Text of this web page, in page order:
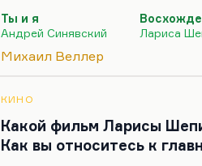
«Восхождение». А думаю,
это было бы уже просто что-
что снял Климов, тоже
и я» — понимаете, она
время. В ней очень много
Ты и я
Андрей Синявский
Лариса
Михаил Веллер
КИНО
Какой фильм Ларисы
Как вы относитесь к